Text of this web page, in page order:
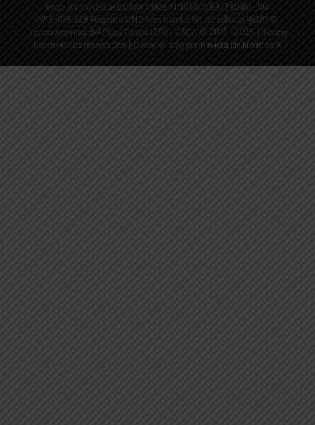
Propietario: Oscar Dufour PyME N°1005758473 DNM-INPI
N°3.408.328 Registro DNDA en trámite N° de edición 4600 ©
Grupo Agencia del Plata Pasco 1290 - CABA © 2013 - 2025 | Todos
los derechos reservados | Desarrollado por Revista de Noticias X